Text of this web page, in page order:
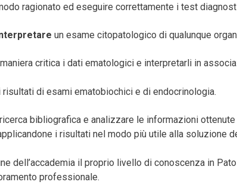
ragionato ed eseguire correttamente i test
un esame citopatologico di qualunque
critica i dati ematologici e interpretarli in
risultati di esami ematobiochici e di endocrinologia.
bibliografica e analizzare le informazioni
i risultati nel modo più utile alla soluzione
dell’accademia il proprio livello di conoscenza in
professionale.